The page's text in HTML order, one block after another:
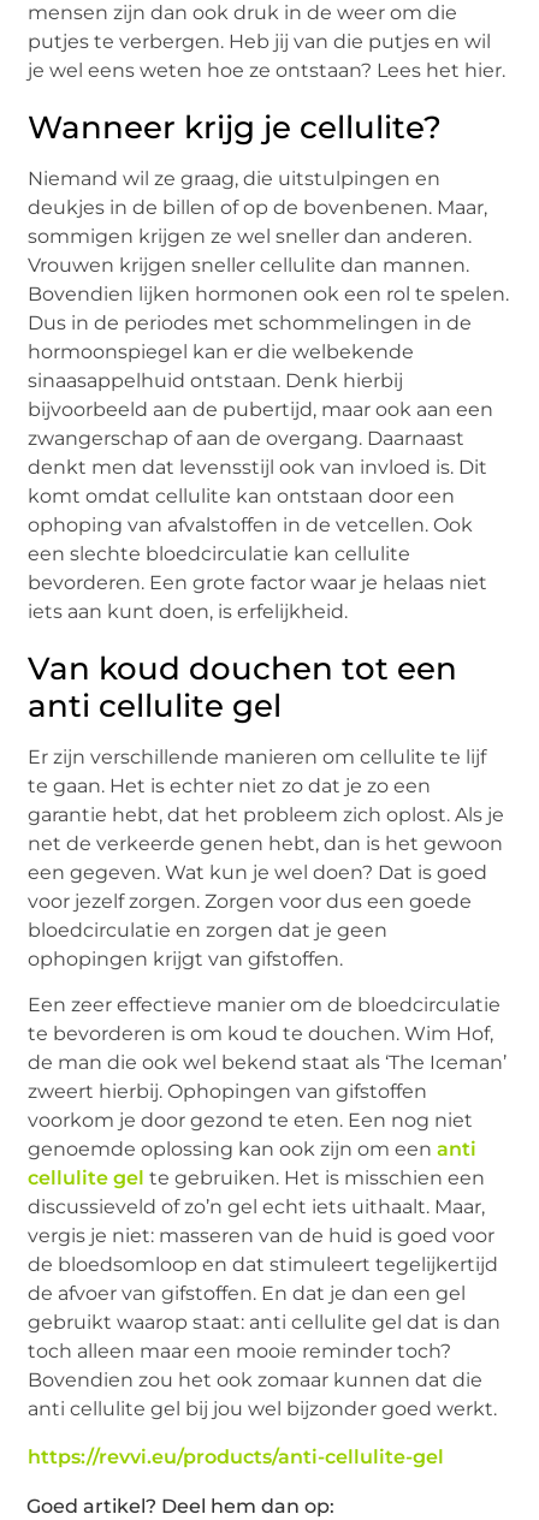
mensen zijn dan ook druk in de weer om die
putjes te verbergen. Heb jij van die putjes en wil
je wel eens weten hoe ze ontstaan? Lees het hier.
Wanneer krijg je cellulite?
Niemand wil ze graag, die uitstulpingen en
deukjes in de billen of op de bovenbenen. Maar,
sommigen krijgen ze wel sneller dan anderen.
Vrouwen krijgen sneller cellulite dan mannen.
Bovendien lijken hormonen ook een rol te spelen.
Dus in de periodes met schommelingen in de
hormoonspiegel kan er die welbekende
sinaasappelhuid ontstaan. Denk hierbij
bijvoorbeeld aan de pubertijd, maar ook aan een
zwangerschap of aan de overgang. Daarnaast
denkt men dat levensstijl ook van invloed is. Dit
komt omdat cellulite kan ontstaan door een
ophoping van afvalstoffen in de vetcellen. Ook
een slechte bloedcirculatie kan cellulite
bevorderen. Een grote factor waar je helaas niet
iets aan kunt doen, is erfelijkheid.
Van koud douchen tot een
anti cellulite gel
Er zijn verschillende manieren om cellulite te lijf
te gaan. Het is echter niet zo dat je zo een
garantie hebt, dat het probleem zich oplost. Als je
net de verkeerde genen hebt, dan is het gewoon
een gegeven. Wat kun je wel doen? Dat is goed
voor jezelf zorgen. Zorgen voor dus een goede
bloedcirculatie en zorgen dat je geen
ophopingen krijgt van gifstoffen.
Een zeer effectieve manier om de bloedcirculatie
te bevorderen is om koud te douchen. Wim Hof,
de man die ook wel bekend staat als ‘The Iceman’
zweert hierbij. Ophopingen van gifstoffen
voorkom je door gezond te eten. Een nog niet
genoemde oplossing kan ook zijn om eenanti
cellulite gel te gebruiken. Het is misschien een
discussieveld of zo’n gel echt iets uithaalt. Maar,
vergis je niet: masseren van de huid is goed voor
de bloedsomloop en dat stimuleert tegelijkertijd
de afvoer van gifstoffen. En dat je dan een gel
gebruikt waarop staat: anti cellulite gel dat is dan
toch alleen maar een mooie reminder toch?
Bovendien zou het ook zomaar kunnen dat die
anti cellulite gel bij jou wel bijzonder goed werkt.
https://revvi.eu/products/anti-cellulite-gel
Goed artikel? Deel hem dan op: